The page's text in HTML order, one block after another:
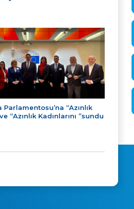
Parlamentosu’na “Azınlık
“Azınlık Kadınlarını ”sundu